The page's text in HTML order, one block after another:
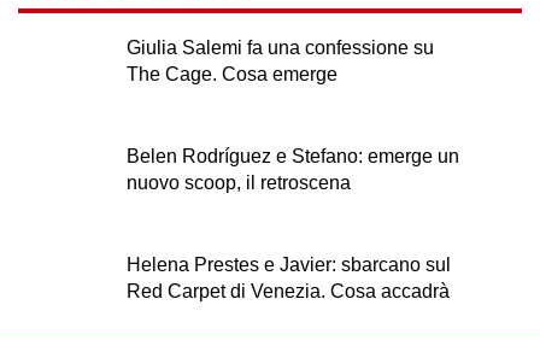
Giulia Salemi fa una confessione su
The Cage. Cosa emerge
Belen Rodríguez e Stefano: emerge un
nuovo scoop, il retroscena
Helena Prestes e Javier: sbarcano sul
Red Carpet di Venezia. Cosa accadrà